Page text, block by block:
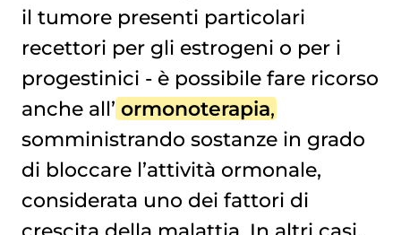
il tumore presenti particolari
recettori per gli estrogeni o per i
progestinici - è possibile fare ricorso
anche all’ ormonoterapia,
somministrando sostanze in grado
di bloccare l’attività ormonale,
considerata uno dei fattori di
crescita della malattia. In altri casi,